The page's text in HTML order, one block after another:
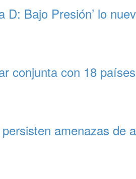
Bajo Presión’ lo
conjunta con 18
amenazas de